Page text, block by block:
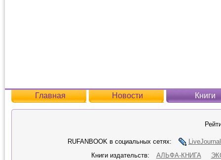
Главная Новости Книги
RUFANBOOK в социальных сетях:
LiveJournal
Книги издательств:
АЛЬФА-КНИГА